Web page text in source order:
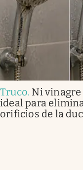
Truco. Ni
ideal para
orificios de la